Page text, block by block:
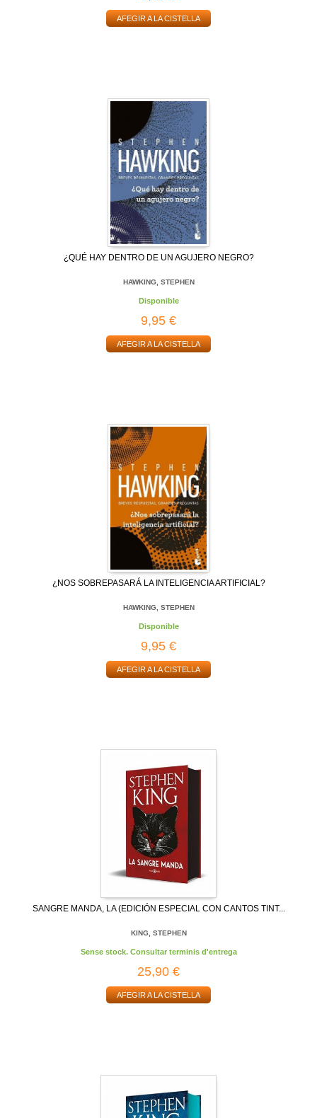
AFEGIR A LA CISTELLA
¿QUÉ HAY DENTRO DE UN AGUJERO NEGRO?
HAWKING, STEPHEN
Disponible
9,95 €
AFEGIR A LA CISTELLA
¿NOS SOBREPASARÁ LA INTELIGENCIA ARTIFICIAL?
HAWKING, STEPHEN
Disponible
9,95 €
AFEGIR A LA CISTELLA
SANGRE MANDA, LA (EDICIÓN ESPECIAL CON CANTOS TINT...
KING, STEPHEN
Sense stock. Consultar terminis d'entrega
25,90 €
AFEGIR A LA CISTELLA